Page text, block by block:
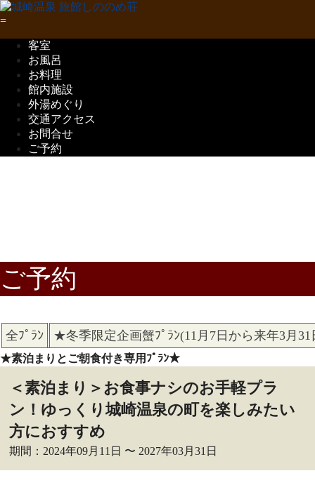
客室
お風呂
お料理
館内施設
外湯めぐり
交通アクセス
お問合せ
ご予約
ご予約
全ﾌﾟﾗﾝ ★冬季限定企画蟹ﾌﾟﾗﾝ(11月7日から来年3月
★素泊まりとご朝食付き専用ﾌﾟﾗﾝ★
＜素泊まり＞お食事ナシのお手軽プラ
ン！ゆっくり城崎温泉の町を楽しみたい
方におすすめ
期間：2024年09月11日 〜 2027年03月31日